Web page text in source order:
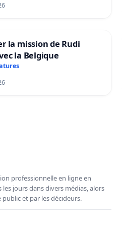
la mission de Rudi
la Belgique
professionnelle en ligne en
jours dans divers médias, alors
et par les décideurs.